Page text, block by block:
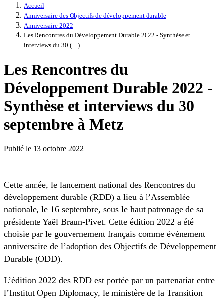
Accueil
Anniversaire des Objectifs de développement durable
Anniversaire 2022
Les Rencontres du Développement Durable 2022 - Synthèse et
interviews du 30 (…)
Les Rencontres du
Développement Durable 2022 -
Synthèse et interviews du 30
septembre à Metz
Publié le 13 octobre 2022
Cette année, le lancement national des Rencontres du
développement durable (RDD) a lieu à l’Assemblée
nationale, le 16 septembre, sous le haut patronage de sa
présidente Yaël Braun-Pivet. Cette édition 2022 a été
choisie par le gouvernement français comme événement
anniversaire de l’adoption des Objectifs de Développement
Durable (ODD).
L’édition 2022 des RDD est portée par un partenariat entre
l’Institut Open Diplomacy, le ministère de la Transition